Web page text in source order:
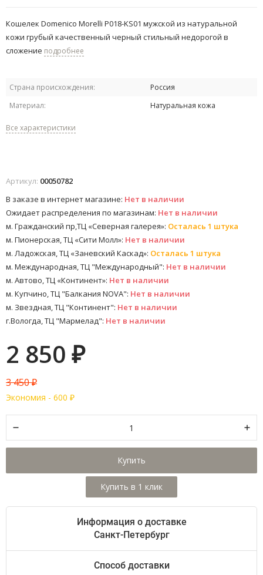
Кошелек Domenico Morelli P018-KS01 мужской из натуральной
кожи грубый качественный черный стильный недорогой в
сложение подробнее
Страна происхождения:
Россия
Материал:
Натуральная кожа
Все характеристики
Артикул: 00050782
В заказе в интернет магазине: Нет в наличии
Ожидает распределения по магазинам: Нет в наличии
м. Гражданский пр,ТЦ «Северная галерея»: Осталась 1 штука
м. Пионерская, ТЦ «Сити Молл»: Нет в наличии
м. Ладожская, ТЦ «Заневский Каскад»: Осталась 1 штука
м. Международная, ТЦ "Международный": Нет в наличии
м. Автово, ТЦ «Континент»: Нет в наличии
м. Купчино, ТЦ "Балкания NOVA": Нет в наличии
м. Звездная, ТЦ "Континент": Нет в наличии
г.Вологда, ТЦ "Мармелад": Нет в наличии
2 850 ₽
3 450₽
Экономия - 600 ₽
Купить
Информация о доставке
Санкт-Петербург
Способ доставки